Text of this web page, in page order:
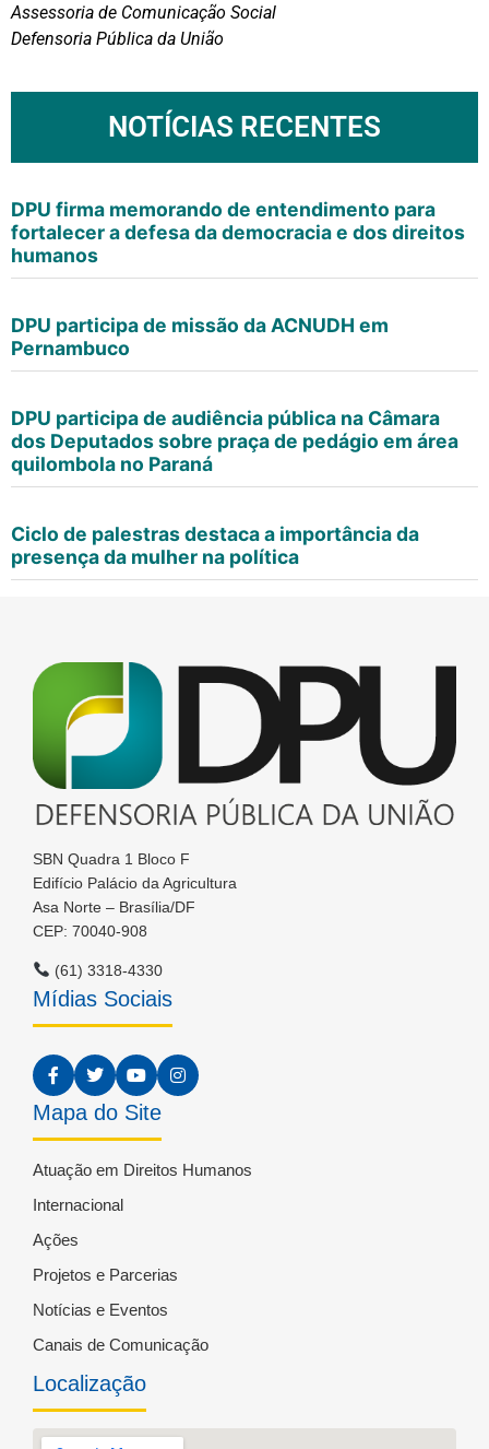
Assessoria de Comunicação Social
Defensoria Pública da União
NOTÍCIAS RECENTES
DPU firma memorando de entendimento para
fortalecer a defesa da democracia e dos direitos
humanos
DPU participa de missão da ACNUDH em
Pernambuco
DPU participa de audiência pública na Câmara
dos Deputados sobre praça de pedágio em área
quilombola no Paraná
Ciclo de palestras destaca a importância da
presença da mulher na política
SBN Quadra 1 Bloco F
Edifício Palácio da Agricultura
Asa Norte – Brasília/DF
CEP: 70040-908
(61) 3318-4330
Mídias Sociais
Mapa do Site
Atuação em Direitos Humanos
Internacional
Ações
Projetos e Parcerias
Notícias e Eventos
Canais de Comunicação
Localização